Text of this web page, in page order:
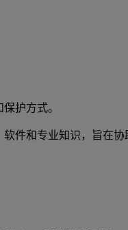
护方式。
件和专业知识，旨在